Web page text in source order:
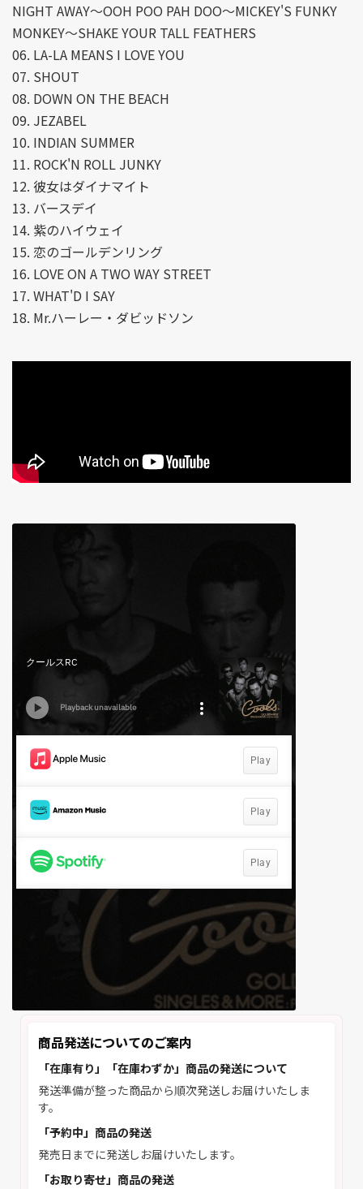
NIGHT AWAY～OOH POO PAH DOO～MICKEY'S FUNKY
MONKEY～SHAKE YOUR TALL FEATHERS
06. LA-LA MEANS I LOVE YOU
07. SHOUT
08. DOWN ON THE BEACH
09. JEZABEL
10. INDIAN SUMMER
11. ROCK'N ROLL JUNKY
12. 彼女はダイナマイト
13. バースデイ
14. 紫のハイウェイ
15. 恋のゴールデンリング
16. LOVE ON A TWO WAY STREET
17. WHAT'D I SAY
18. Mr.ハーレー・ダビッドソン
商品発送についてのご案内
「在庫有り」「在庫わずか」商品の発送について
発送準備が整った商品から順次発送しお届けいたしま
す。
「予約中」商品の発送
発売日までに発送しお届けいたします。
「お取り寄せ」商品の発送